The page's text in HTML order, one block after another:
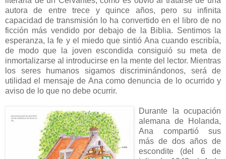
autora de entre trece y quince años, pero su infinita
capacidad de transmisión lo ha convertido en el libro de no
ficción más vendido por debajo de la Biblia. Sentimos la
esperanza, la fe y el miedo que sintió Ana cuando escribía,
de modo que la joven escondida consiguió su meta de
inmortalizarse al introducirse en la mente del lector. Mientras
los seres humanos sigamos discriminándonos, será de
utilidad el mensaje de Ana como denuncia de lo ocurrido y
aviso de lo que no debe ocurrir.
Durante la ocupación
alemana de Holanda,
Ana compartió sus
más de dos años de
escondite (del 6 de